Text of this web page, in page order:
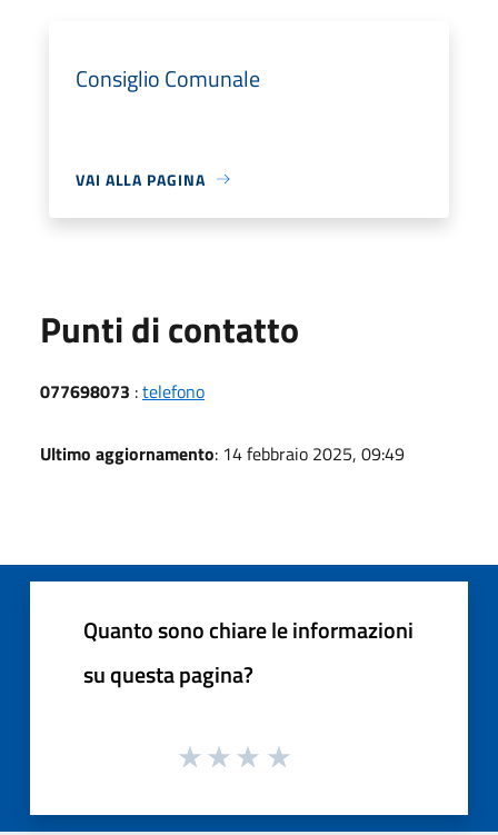
Consiglio Comunale
VAI ALLA PAGINA
Punti di contatto
077698073 :telefono
Ultimo aggiornamento: 14 febbraio 2025, 09:49
Quanto sono chiare le informazioni
su questa pagina?